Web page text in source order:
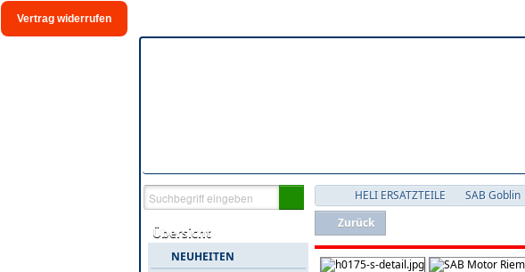
Vertrag widerrufen
Übersicht
NEUHEITEN
HELI ERSATZTEILE SAB Goblin
Zurück